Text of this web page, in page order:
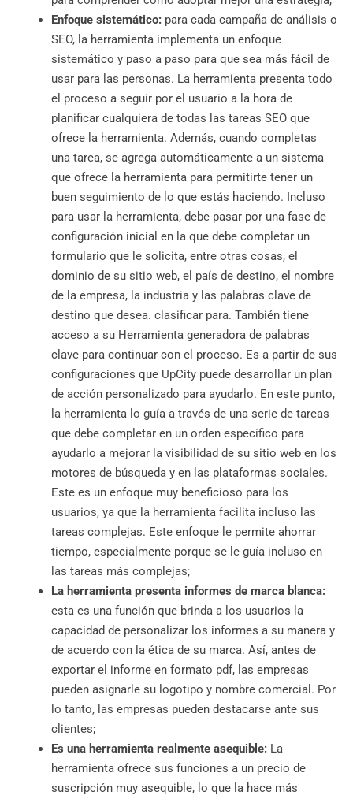
Enfoque sistemático: para cada campaña de análisis o
SEO, la herramienta implementa un enfoque
sistemático y paso a paso para que sea más fácil de
usar para las personas. La herramienta presenta todo
el proceso a seguir por el usuario a la hora de
planificar cualquiera de todas las tareas SEO que
ofrece la herramienta. Además, cuando completas
una tarea, se agrega automáticamente a un sistema
que ofrece la herramienta para permitirte tener un
buen seguimiento de lo que estás haciendo. Incluso
para usar la herramienta, debe pasar por una fase de
configuración inicial en la que debe completar un
formulario que le solicita, entre otras cosas, el
dominio de su sitio web, el país de destino, el nombre
de la empresa, la industria y las palabras clave de
destino que desea. clasificar para. También tiene
acceso a su Herramienta generadora de palabras
clave para continuar con el proceso. Es a partir de sus
configuraciones que UpCity puede desarrollar un plan
de acción personalizado para ayudarlo. En este punto,
la herramienta lo guía a través de una serie de tareas
que debe completar en un orden específico para
ayudarlo a mejorar la visibilidad de su sitio web en los
motores de búsqueda y en las plataformas sociales.
Este es un enfoque muy beneficioso para los
usuarios, ya que la herramienta facilita incluso las
tareas complejas. Este enfoque le permite ahorrar
tiempo, especialmente porque se le guía incluso en
las tareas más complejas;
La herramienta presenta informes de marca blanca:
esta es una función que brinda a los usuarios la
capacidad de personalizar los informes a su manera y
de acuerdo con la ética de su marca. Así, antes de
exportar el informe en formato pdf, las empresas
pueden asignarle su logotipo y nombre comercial. Por
lo tanto, las empresas pueden destacarse ante sus
clientes;
Es una herramienta realmente asequible: La
herramienta ofrece sus funciones a un precio de
suscripción muy asequible, lo que la hace más